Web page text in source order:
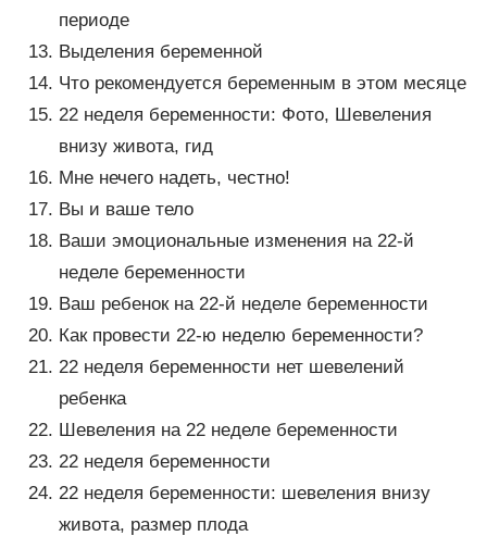
периоде
Выделения беременной
Что рекомендуется беременным в этом месяце
22 неделя беременности: Фото, Шевеления
внизу живота, гид
Мне нечего надеть, честно!
Вы и ваше тело
Ваши эмоциональные изменения на 22-й
неделе беременности
Ваш ребенок на 22-й неделе беременности
Как провести 22-ю неделю беременности?
22 неделя беременности нет шевелений
ребенка
Шевеления на 22 неделе беременности
22 неделя беременности
22 неделя беременности: шевеления внизу
живота, размер плода